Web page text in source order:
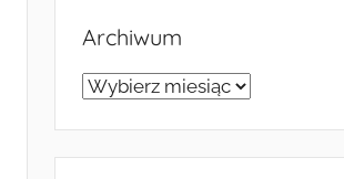
Archiwum
Archiwum